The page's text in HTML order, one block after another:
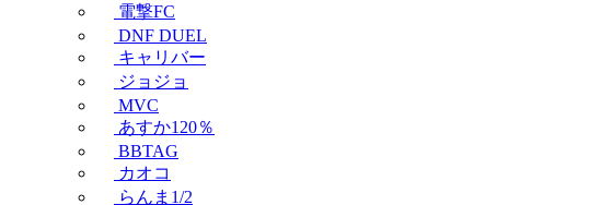
電撃FC
DNF DUEL
キャリバー
ジョジョ
MVC
あすか120％
BBTAG
カオコ
らんま1/2